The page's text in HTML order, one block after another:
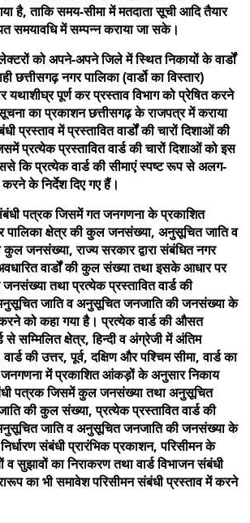
है, ताकि समय-सीमा में मतदाता सूची आदि तैयार
समयावधि में सम्पन्न कराया जा सके।
को अपने-अपने जिले में स्थित निकायों के वार्डों
छत्तीसगढ़ नगर पालिका (वार्डो का विस्तार)
पूर्ण कर प्रस्ताव विभाग को प्रेषित करने
का प्रकाशन छत्तीसगढ़ के राजपत्र में कराया
प्रस्ताव में प्रस्तावित वार्डों की चारों दिशाओं की
प्रत्येक प्रस्तावित वार्ड की चारों दिशाओं को इस
कि प्रत्येक वार्ड की सीमाएं स्पष्ट रूप से अलग-
के निर्देश दिए गए हैं।
पत्रक जिसमें गत जनगणना के प्रकाशित
क्षेत्र की कुल जनसंख्या, अनुसूचित जाति व
जनसंख्या, राज्य सरकार द्वारा संबंधित नगर
वार्डों की कुल संख्या तथा इसके आधार पर
तथा प्रत्येक प्रस्तावित वार्ड की
जाति व अनुसूचित जनजाति की जनसंख्या के
को कहा गया है। प्रत्येक वार्ड की औसत
सम्मिलित क्षेत्र, हिन्दी व अंग्रेजी में अंतिम
की उत्तर, पूर्व, दक्षिण और पश्चिम सीमा, वार्ड का
में प्रकाशित आंकड़ों के अनुसार निकाय
पत्रक जिसमें कुल जनसंख्या तथा अनुसूचित
की कुल संख्या, प्रत्येक प्रस्तावित वार्ड की
जाति व अनुसूचित जनजाति की जनसंख्या के
संबंधी प्रारंभिक प्रकाशन, परिसीमन के
व सुझावों का निराकरण तथा वार्ड विभाजन संबंधी
का भी समावेश परिसीमन संबंधी प्रस्ताव में करने